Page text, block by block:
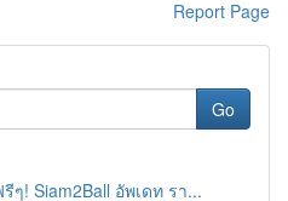
Report Page
Go
! Siam2Ball อัพเดท รา...